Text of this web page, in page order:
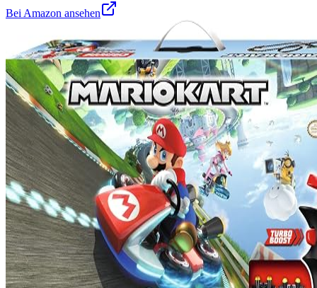
Bei Amazon ansehen